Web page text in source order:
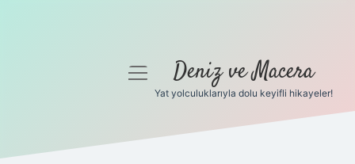
Gizlilik Politikası
menüyüDeniz ve Macera
Yat yolculuklarıyla dolu keyifli hikayeler!